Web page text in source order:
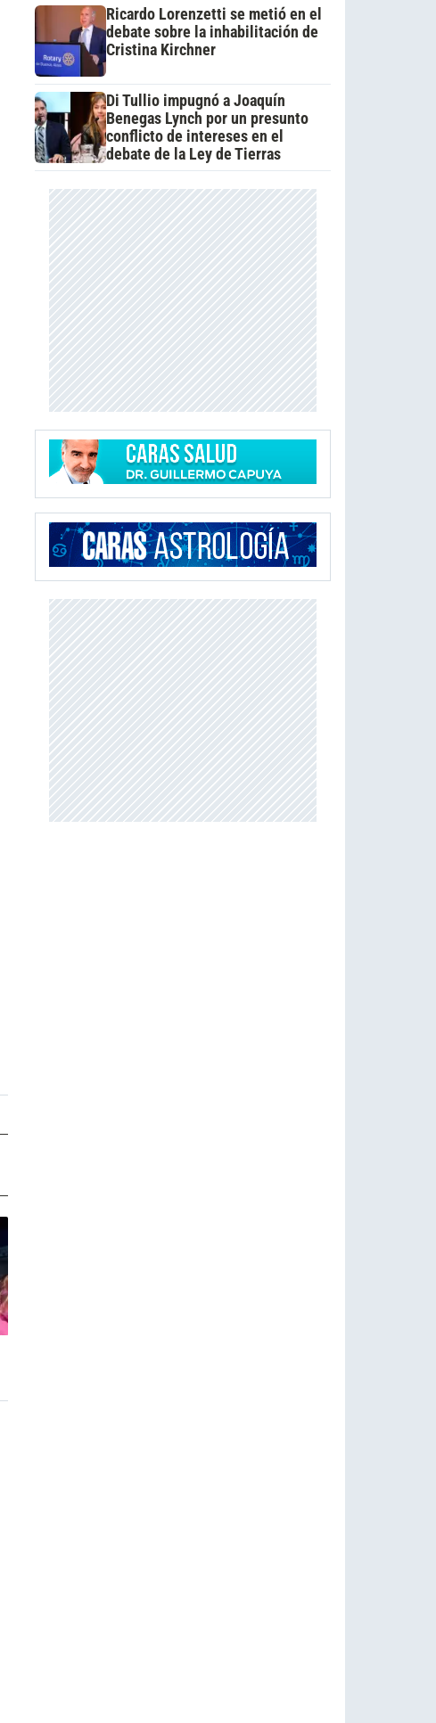
Ricardo Lorenzetti se metió en el
debate sobre la inhabilitación de
Cristina Kirchner
Di Tullio impugnó a Joaquín
Benegas Lynch por un presunto
conflicto de intereses en el
debate de la Ley de Tierras